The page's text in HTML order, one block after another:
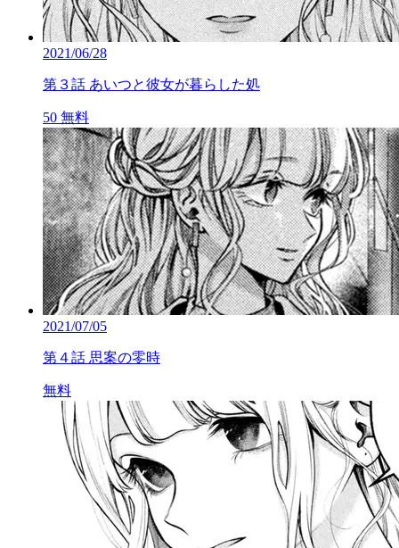
2021/06/28
第３話 あいつと彼女が暮らした処
50 無料
2021/07/05
第４話 思案の零時
無料